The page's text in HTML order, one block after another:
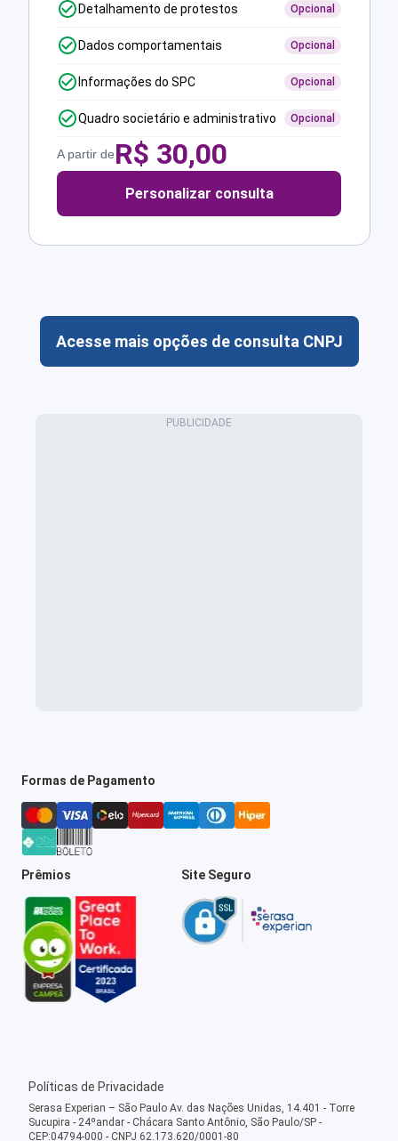
Detalhamento de protestos Opcional
Dados comportamentais Opcional
Informações do SPC Opcional
Quadro societário e administrativo Opcional
A partir deR$ 30,00
Personalizar consulta
Acesse mais opções de consulta CNPJ
Formas de Pagamento
Prêmios Site Seguro
Políticas de Privacidade
Serasa Experian – São Paulo Av. das Nações Unidas, 14.401 - Torre
Sucupira - 24ºandar - Chácara Santo Antônio, São Paulo/SP -
CEP:04794-000 - CNPJ 62.173.620/0001-80